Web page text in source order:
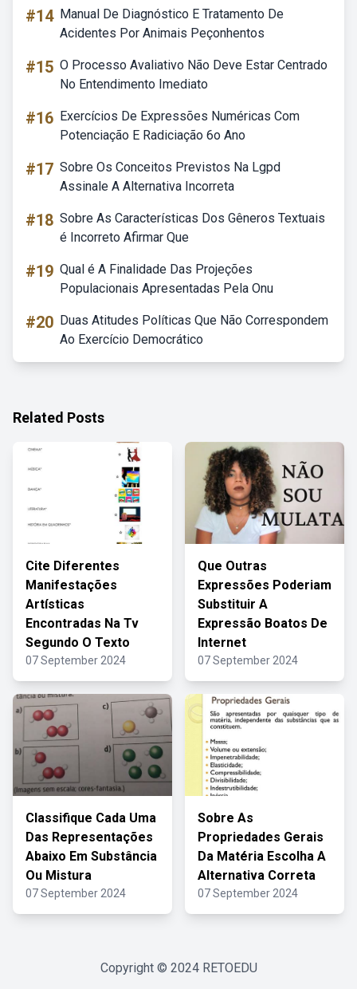
#14 Manual De Diagnóstico E Tratamento De
Acidentes Por Animais Peçonhentos
#15 O Processo Avaliativo Não Deve Estar Centrado
No Entendimento Imediato
#16 Exercícios De Expressões Numéricas Com
Potenciação E Radiciação 6o Ano
#17 Sobre Os Conceitos Previstos Na Lgpd
Assinale A Alternativa Incorreta
#18 Sobre As Características Dos Gêneros Textuais
é Incorreto Afirmar Que
#19 Qual é A Finalidade Das Projeções
Populacionais Apresentadas Pela Onu
#20 Duas Atitudes Políticas Que Não Correspondem
Ao Exercício Democrático
Related Posts
Cite Diferentes
Manifestações
Artísticas
Encontradas Na Tv
Segundo O Texto
07 September 2024
Que Outras
Expressões Poderiam
Substituir A
Expressão Boatos De
Internet
07 September 2024
Classifique Cada Uma
Das Representações
Abaixo Em Substância
Ou Mistura
07 September 2024
Sobre As
Propriedades Gerais
Da Matéria Escolha A
Alternativa Correta
07 September 2024
Copyright © 2024 RETOEDU